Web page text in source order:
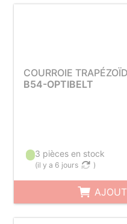
COURROIE
B54-OPTIBELT
3 pièces en stock
(il y a 6 jours )